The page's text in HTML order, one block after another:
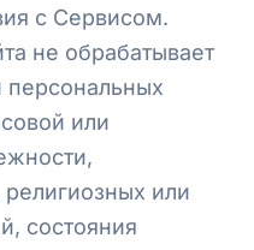
с Сервисом.
не обрабатывает
персональных
или
религиозных или
состояния